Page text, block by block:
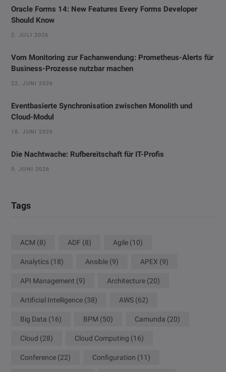
Oracle Forms 14: New Features Every Forms Developer
Should Know
2. JULI 2026
Vom Monitoring zur Fachanwendung: Prometheus-Alerts für
Business-Prozesse nutzbar machen
22. JUNI 2026
Eventbasierte Synchronisation zwischen Monolith und
Cloud-Modul
18. JUNI 2026
Die Nachtwache: Rufbereitschaft für IT-Profis
9. JUNI 2026
Tags
ACM (8) ADF (8) Agile (10)
Analytics (18) Ansible (9) APEX (9)
API Management (9) Architecture (20)
Artificial Intelligence (38) AWS (62)
Big Data (16) BPM (50) Camunda (20)
Cloud (28) Cloud Computing (16)
Conference (22) Configuration (11)